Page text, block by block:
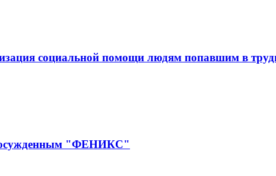
социальной помощи людям попавшим в
осужденным "ФЕНИКС"